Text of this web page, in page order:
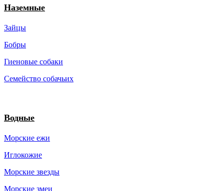
Наземные
Зайцы
Бобры
Гиеновые собаки
Семейство собачьих
Водные
Морские ежи
Иглокожие
Морские звезды
Морские змеи